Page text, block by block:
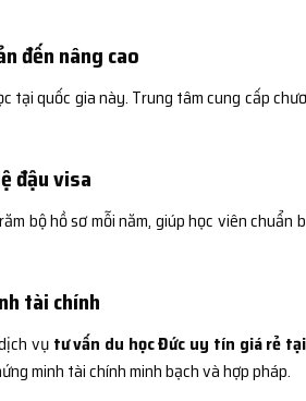
đến nâng cao
tại quốc gia này. Trung tâm cung cấp
đậu visa
bộ hồ sơ mỗi năm, giúp học viên
tài chính
vụ tư vấn du học Đức uy tín giá rẻ
minh tài chính minh bạch và hợp pháp.